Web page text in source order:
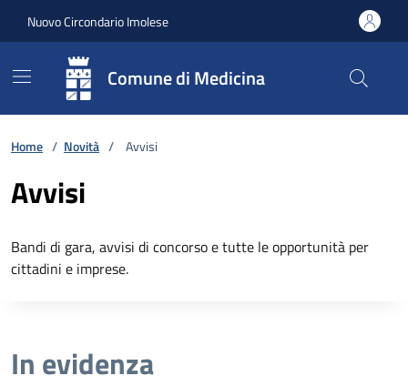
Nuovo Circondario Imolese
Comune di Medicina
Home / Novità / Avvisi
Avvisi
Bandi di gara, avvisi di concorso e tutte le opportunità per
cittadini e imprese.
In evidenza